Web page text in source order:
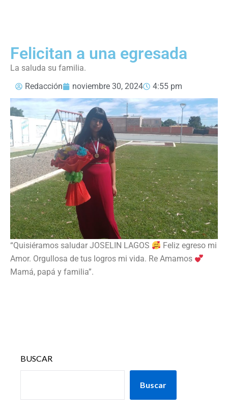
Felicitan a una egresada
La saluda su familia.
Redacción
noviembre 30, 2024 4:55 pm
“Quisiéramos saludar JOSELIN LAGOS
Feliz egreso mi
Amor. Orgullosa de tus logros mi vida. Re Amamos
Mamá, papá y familia”.
BUSCAR
Buscar